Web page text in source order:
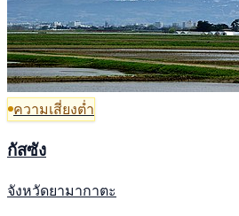
ความเสี่ยงต่ำ
กัสซัง
จังหวัดยามากาตะ